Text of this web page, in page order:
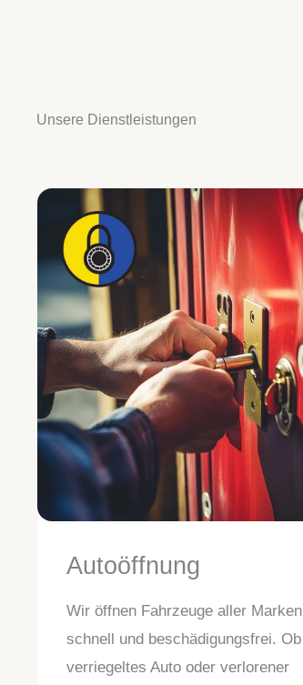
Unsere Dienstleistungen
Autoöffnung
Wir öffnen Fahrzeuge aller Marken
schnell und beschädigungsfrei. Ob
verriegeltes Auto oder verlorener